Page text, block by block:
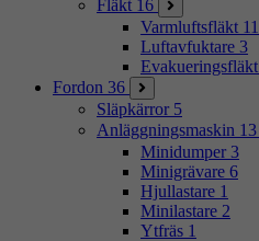
Fläkt 16
Varmluftsfläkt 11
Luftavfuktare 3
Evakueringsfläkt
Fordon 36
Släpkärror 5
Anläggningsmaskin 13
Minidumper 3
Minigrävare 6
Hjullastare 1
Minilastare 2
Ytfräs 1